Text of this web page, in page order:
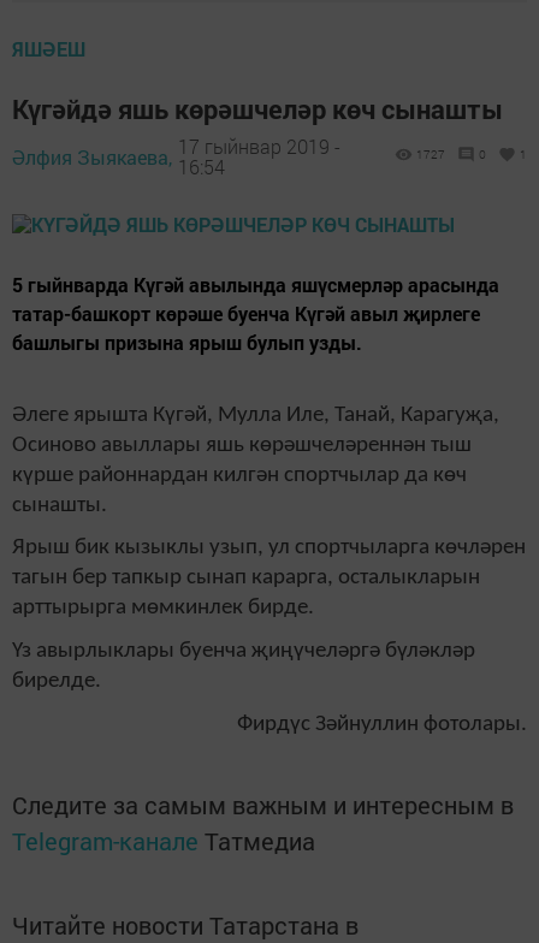
ЯШӘЕШ
Күгәйдә яшь көрәшчеләр көч сынашты
Әлфия Зыякаева, 17 гыйнвар 2019 -
16:54
1727 0 1
​​​​​​​5 гыйнварда Күгәй авылында яшүсмерләр арасында
татар-башкорт көрәше буенча Күгәй авыл җирлеге
башлыгы призына ярыш булып узды.
Әлеге ярышта Күгәй, Мулла Иле, Танай, Карагуҗа,
Осиново авыллары яшь көрәшчеләреннән тыш
күрше районнардан килгән спортчылар да көч
сынашты.
Ярыш бик кызыклы узып, ул спортчыларга көчләрен
тагын бер тапкыр сынап карарга, осталыкларын
арттырырга мөмкинлек бирде.
Үз авырлыклары буенча җиңүчеләргә бүләкләр
бирелде.
Фирдүс Зәйнуллин фотолары.
Следите за самым важным и интересным в
Telegram-канале Татмедиа
Читайте новости Татарстана в